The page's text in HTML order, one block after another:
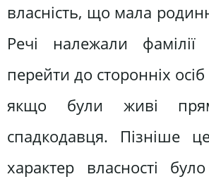
власність, що мала
Речі належали
перейти до сторонніх
якщо були живі
спадкодавця. Пізніше
характер власності